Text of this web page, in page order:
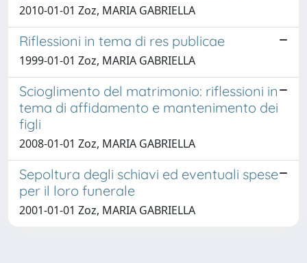
2010-01-01 Zoz, MARIA GABRIELLA
Riflessioni in tema di res publicae
1999-01-01 Zoz, MARIA GABRIELLA
Scioglimento del matrimonio: riflessioni in
tema di affidamento e mantenimento dei
figli
2008-01-01 Zoz, MARIA GABRIELLA
Sepoltura degli schiavi ed eventuali spese
per il loro funerale
2001-01-01 Zoz, MARIA GABRIELLA